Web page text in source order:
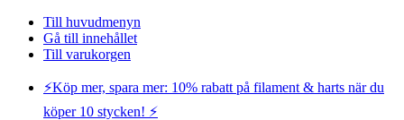
Till huvudmenyn
Gå till innehållet
Till varukorgen
⚡️Köp mer, spara mer: 10% rabatt på filament & harts när du
köper 10 stycken! ⚡️